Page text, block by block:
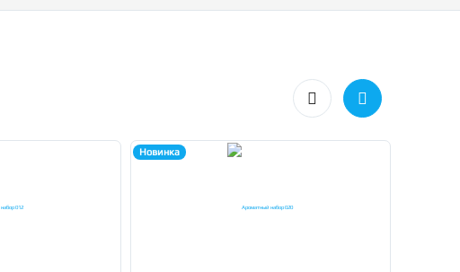
Новинка